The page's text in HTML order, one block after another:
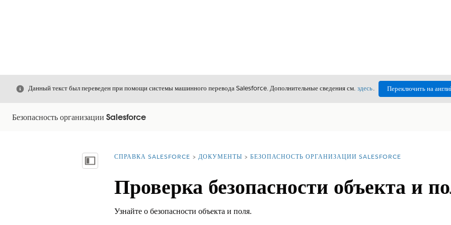
Закрыть
Данный текст был переведен при помощи системы машинного перевода Salesforce. Дополнительные сведения см. здесь. Переключить на
Безопасность организации Salesforce
Показать содержание
Вы находитесь здесь:
СПРАВКА SALESFORCE ДОКУМЕНТЫ БЕЗОПАСНОСТЬ ОРГАНИЗАЦИИ SALESFORCE
Проверка безопасности объекта и
Узнайте о безопасности объекта и поля.